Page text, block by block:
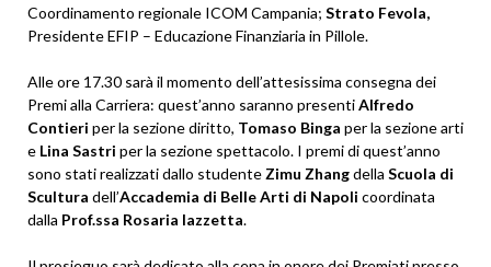
Coordinamento regionale ICOM Campania; Strato Fevola,
Presidente EFIP – Educazione Finanziaria in Pillole.
Alle ore 17.30 sarà il momento dell’attesissima consegna dei
Premi alla Carriera: quest’anno saranno presentiAlfredo
Contieri per la sezione diritto, Tomaso Binga per la sezione arti
e Lina Sastri per la sezione spettacolo. I premi di quest’anno
sono stati realizzati dallo studente Zimu Zhangdella Scuola di
Scultura dell’Accademia di Belle Arti di Napoli coordinata
dalla Prof.ssa Rosaria Iazzetta.